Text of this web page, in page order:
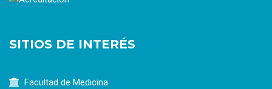
SITIOS DE INTERÉS
Facultad de Medicina